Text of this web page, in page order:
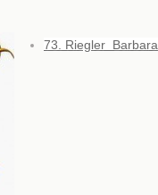
73. Riegler Barbara